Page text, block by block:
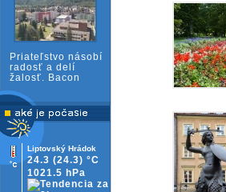
Priateľstvo násobí
radosť a delí
žalosť. Bacon
Liptovský Hrádok
24.3 (24.3) °C
1021.5 hPa